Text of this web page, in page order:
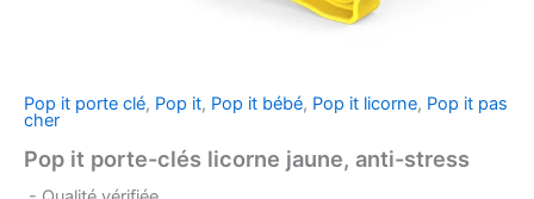
Pop it porte clé, Pop it, Pop it bébé, Pop it licorne, Pop it pas
cher
Pop it porte-clés licorne jaune, anti-stress